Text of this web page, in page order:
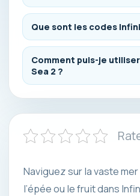
Que sont les codes
Comment puis-je
Sea 2 ?
Naviguez sur la vaste
l’épée ou le fruit dans